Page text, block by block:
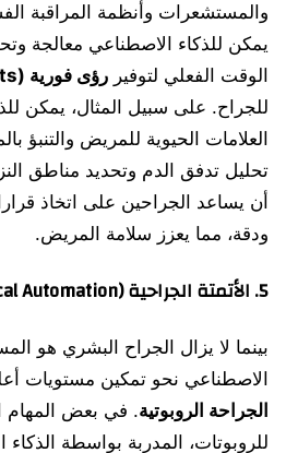
والمستشعرات وأنظمة المراقبة
يمكن للذكاء الاصطناعي معالجة
الوقت الفعلي لتوفير رؤى فورية (Real-time Insights)
للجراح. على سبيل المثال، يمكن
العلامات الحيوية للمريض والتنبؤ
تحليل تدفق الدم وتحديد مناطق
أن يساعد الجراحين على اتخاذ
ودقة، مما يعزز سلامة المريض.
5. الأتمتة الجراحية (Surgical Automation)
بينما لا يزال الجراح البشري هو
الاصطناعي نحو تمكين مستويات
الجراحة الروبوتية. في بعض المهام
للروبوتات، المدربة بواسطة الذكاء